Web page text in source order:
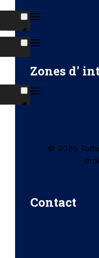
Zones d'
© 2025
Contact